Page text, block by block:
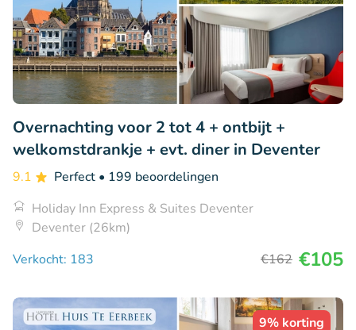
Overnachting voor 2 tot 4 + ontbijt +
welkomstdrankje + evt. diner in Deventer
9.1 Perfect • 199 beoordelingen
Holiday Inn Express & Suites Deventer
Deventer (26km)
Verkocht: 183
€162 €105
9% korting